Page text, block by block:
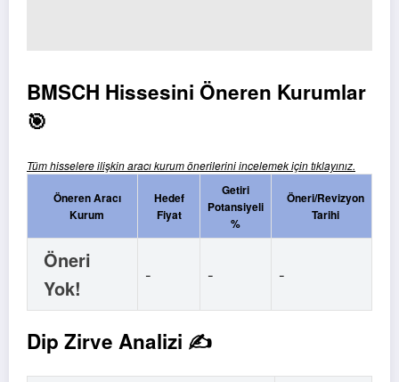
BMSCH Hissesini Öneren Kurumlar
🎯
Tüm hisselere ilişkin aracı kurum önerilerini incelemek için tıklayınız.
Öneren Aracı
Kurum
Hedef
Fiyat
Getiri
Potansiyeli
%
Öneri/Revizyon
Tarihi
Öneri
Yok!
- - -
Dip Zirve Analizi ✍